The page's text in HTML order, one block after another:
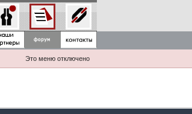
Это меню отключено